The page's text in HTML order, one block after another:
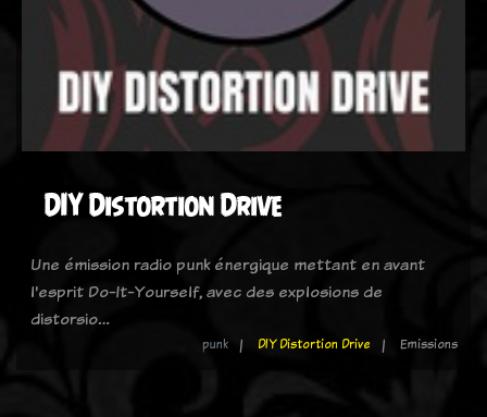
DIY Distortion Drive
Une émission radio punk énergique mettant en avant
l'esprit Do-It-Yourself, avec des explosions de
distorsio…
punk DIY Distortion Drive Emissions